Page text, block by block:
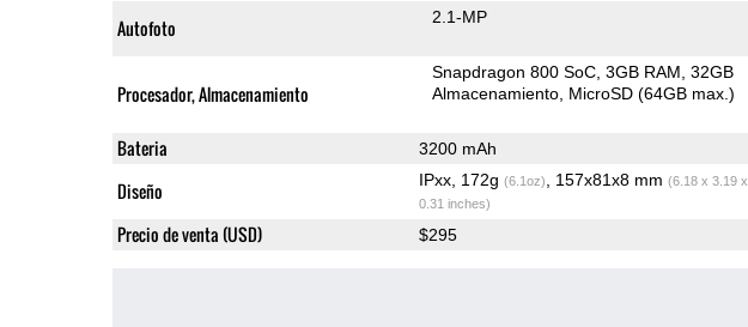
Autofoto 2.1-MP
Procesador, Almacenamiento
Snapdragon 800 SoC 3GB RAM 32GB
Almacenamiento MicroSD (64GB max.)
Bateria 3200 mAh
Diseño IPxx, 172g (6.1oz) , 157x81x8 mm (6.18 x 3.19 x
0.31 inches)
Precio de venta (USD) $295